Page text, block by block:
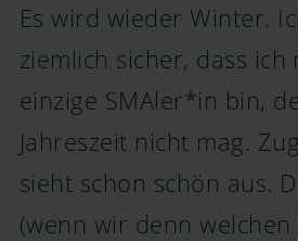
Es wird wieder Winter.
ziemlich sicher, dass
einzige SMAler*in bin,
Jahreszeit nicht mag.
sieht schon schön aus.
(wenn wir denn